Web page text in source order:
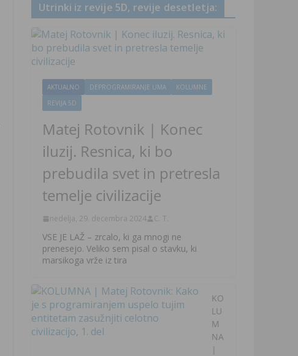
Utrinki iz revije 5D, revije desetletja:
AKTUALNO DEPROGRAMIRANJE UMA
KOLUMNE
REVIJA 5D
Matej Rotovnik | Konec
iluzij. Resnica, ki bo
prebudila svet in pretresla
temelje civilizacije
nedelja, 29. decembra 2024 C. T.
VSE JE LAŽ – zrcalo, ki ga mnogi ne
prenesejo. Veliko sem pisal o stavku, ki
marsikoga vrže iz tira
KO
LU
M
NA
|